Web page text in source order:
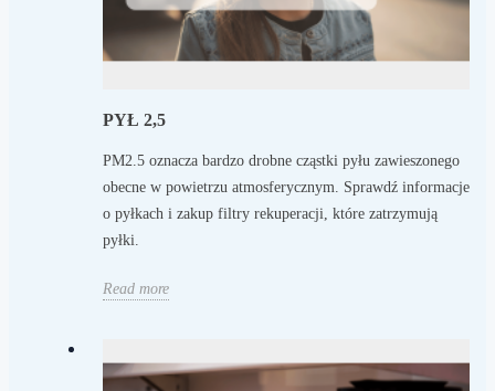
PYŁ 2,5
PM2.5 oznacza bardzo drobne cząstki pyłu zawieszonego
obecne w powietrzu atmosferycznym. Sprawdź informacje
o pyłkach i zakup filtry rekuperacji, które zatrzymują
pyłki.
Read more